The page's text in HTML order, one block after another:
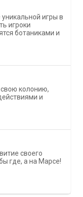
игры в
игроки
ботаниками и
колонию,
и
своего
где, а на Марсе!